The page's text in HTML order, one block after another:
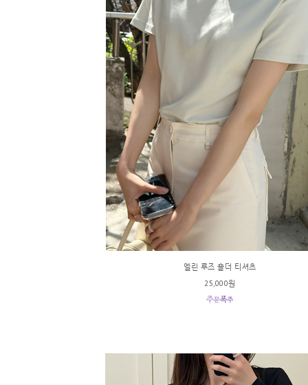
엘린 루즈 숄더 티셔츠
25,000원